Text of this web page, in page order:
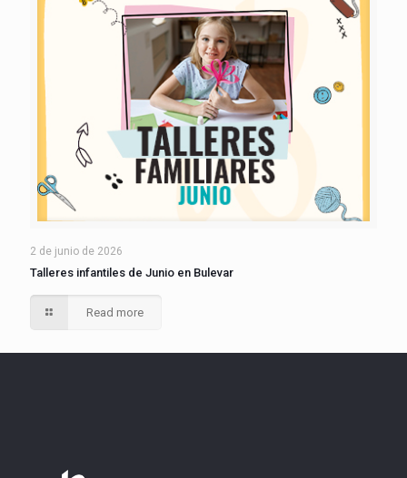
2 de junio de 2026
Talleres infantiles de Junio en Bulevar
Read more